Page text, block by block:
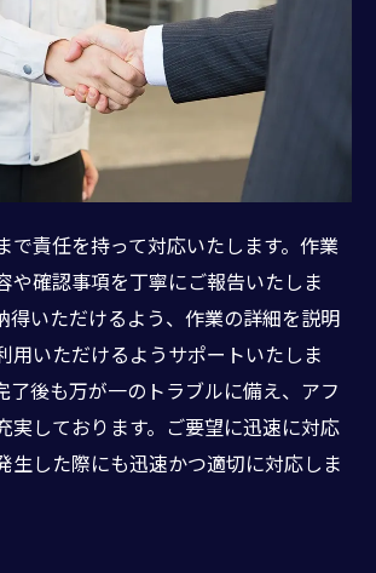
で責任を持って対応いたします。作業
や確認事項を丁寧にご報告いたしま
得いただけるよう、作業の詳細を説明
用いただけるようサポートいたしま
了後も万が一のトラブルに備え、アフ
実しております。ご要望に迅速に対応
生した際にも迅速かつ適切に対応しま